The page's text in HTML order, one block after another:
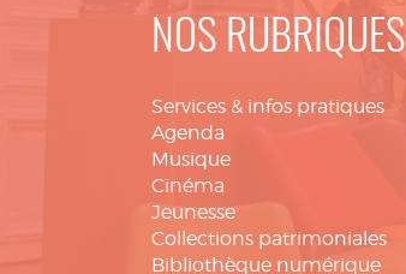
NOS RUBRIQUES
Services & infos pratiques
Agenda
Musique
Cinéma
Jeunesse
Collections patrimoniales
Bibliothèque numérique